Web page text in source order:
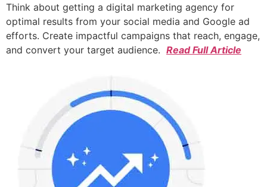
Think about getting a digital marketing agency for
optimal results from your social media and Google ad
efforts. Create impactful campaigns that reach, engage,
and convert your target audience. Read Full Article